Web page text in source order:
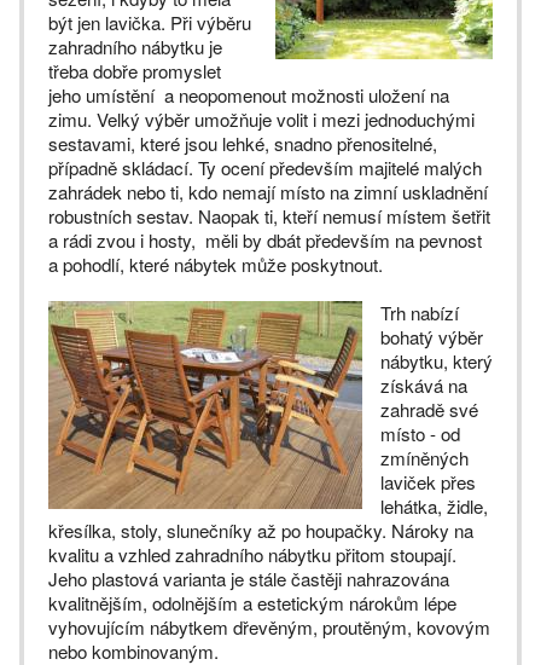
být jen lavička. Při výběru
zahradního nábytku je
třeba dobře promyslet
jeho umístění a neopomenout možnosti uložení na
zimu. Velký výběr umožňuje volit i mezi jednoduchými
sestavami, které jsou lehké, snadno přenositelné,
případně skládací. Ty ocení především majitelé malých
zahrádek nebo ti, kdo nemají místo na zimní uskladnění
robustních sestav. Naopak ti, kteří nemusí místem šetřit
a rádi zvou i hosty, měli by dbát především na pevnost
a pohodlí, které nábytek může poskytnout.
Trh nabízí
bohatý výběr
nábytku, který
získává na
zahradě své
místo - od
zmíněných
laviček přes
lehátka, židle,
křesílka, stoly, slunečníky až po houpačky. Nároky na
kvalitu a vzhled zahradního nábytku přitom stoupají.
Jeho plastová varianta je stále častěji nahrazována
kvalitnějším, odolnějším a estetickým nárokům lépe
vyhovujícím nábytkem dřevěným, proutěným, kovovým
nebo kombinovaným.